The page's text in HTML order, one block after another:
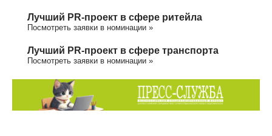
Лучший PR-проект в сфере ритейла
Посмотреть заявки в номинации »
Лучший PR-проект в сфере транспорта
Посмотреть заявки в номинации »